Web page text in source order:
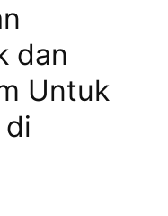
dan
Untuk